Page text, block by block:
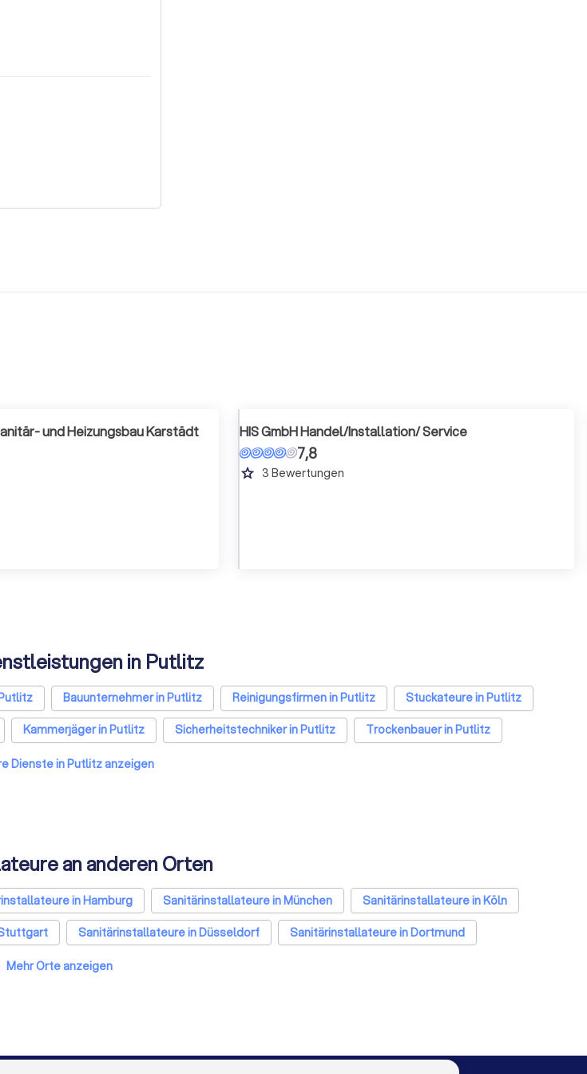
und Heizungsbau Karstädt HIS GmbH Handel/Installation/ Service
7,8
grade 3 Bewertungen
in Putlitz
Bauunternehmer in Putlitz Reinigungsfirmen in Putlitz
Stuckateure in Putlitz
Kammerjäger in Putlitz Sicherheitstechniker in Putlitz
Trockenbauer in Putlitz
in Putlitz Bodenleger in Putlitz
Dienste in Putlitz anzeigen
an anderen Orten
in Hamburg Sanitärinstallateure in München
Sanitärinstallateure in Köln
Sanitärinstallateure in Düsseldorf
Sanitärinstallateure in Dortmund
in Nürnberg
Mehr Orte anzeigen